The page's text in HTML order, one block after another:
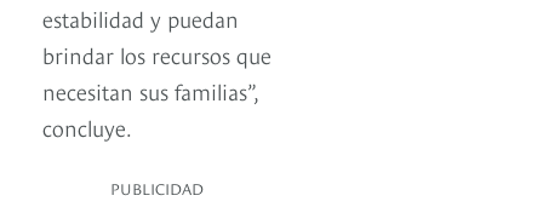
estabilidad y puedan
brindar los recursos que
necesitan sus familias”,
concluye.
PUBLICIDAD